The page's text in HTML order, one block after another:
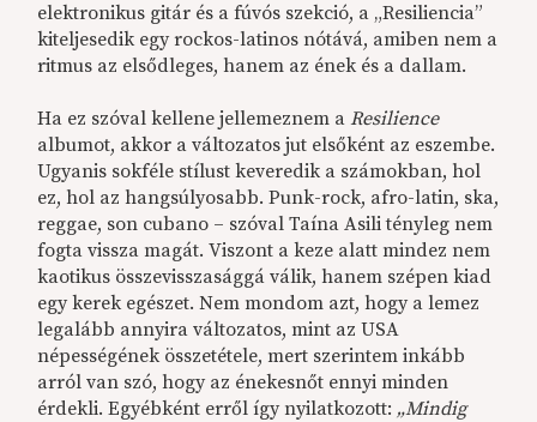
elektronikus gitár és a fúvós szekció, a „Resiliencia”
kiteljesedik egy rockos-latinos nótává, amiben nem a
ritmus az elsődleges, hanem az ének és a dallam.
Ha ez szóval kellene jellemeznem aResilience
albumot, akkor a változatos jut elsőként az eszembe.
Ugyanis sokféle stílust keveredik a számokban, hol
ez, hol az hangsúlyosabb. Punk-rock, afro-latin, ska,
reggae, son cubano – szóval Taína Asili tényleg nem
fogta vissza magát. Viszont a keze alatt mindez nem
kaotikus összevisszasággá válik, hanem szépen kiad
egy kerek egészet. Nem mondom azt, hogy a lemez
legalább annyira változatos, mint az USA
népességének összetétele, mert szerintem inkább
arról van szó, hogy az énekesnőt ennyi minden
érdekli. Egyébként erről így nyilatkozott: „Mindig